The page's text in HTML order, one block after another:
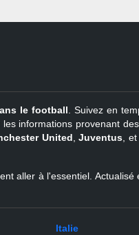
le football. Suivez en
informations provenant
United,Juventus,
aller à l'essentiel.
Italie